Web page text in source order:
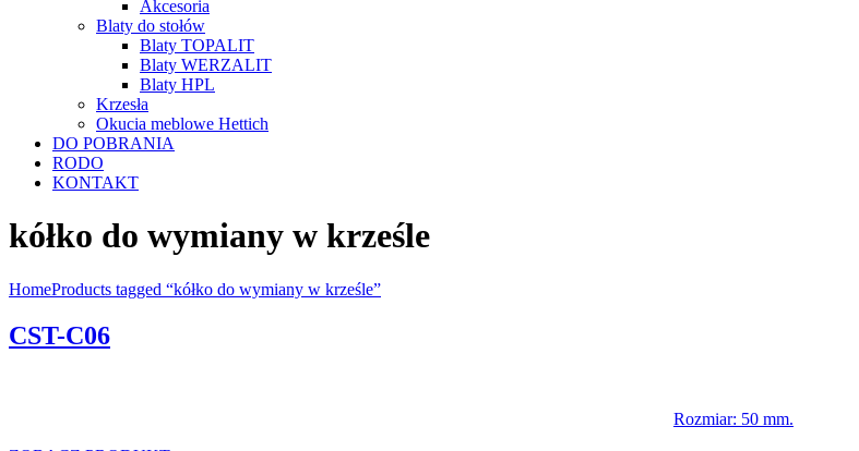
Akcesoria
Blaty do stołów
Blaty TOPALIT
Blaty WERZALIT
Blaty HPL
Krzesła
Okucia meblowe Hettich
DO POBRANIA
RODO
KONTAKT
kółko do wymiany w krześle
HomeProducts tagged “kółko do wymiany w krześle”
CST-C06
Rozmiar: 50 mm.